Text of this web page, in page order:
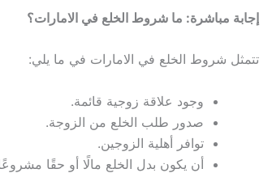
إجابة مباشرة: ما شروط الخلع في الامارات؟
تتمثل شروط الخلع في الامارات في ما يلي:
وجود علاقة زوجية قائمة.
صدور طلب الخلع من الزوجة.
توافر أهلية الزوجين.
أن يكون بدل الخلع مالًا أو حقًا